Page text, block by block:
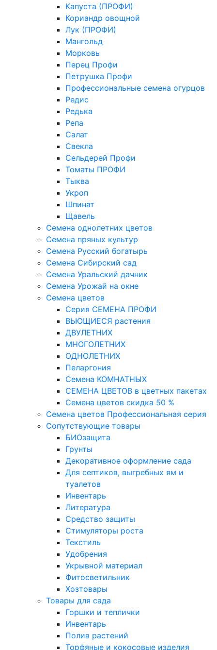
Капуста (ПРОФИ)
Кориандр овощной
Лук (ПРОФИ)
Мангольд
Морковь
Перец Профи
Петрушка Профи
Профессиональные семена огурцов
Редис
Редька
Репа
Салат
Свекла
Сельдерей Профи
Томаты ПРОФИ
Тыква
Укроп
Шпинат
Щавель
Семена однолетних цветов
Семена пряных культур
Семена Русский богатырь
Семена Сибирский сад
Семена Уральский дачник
Семена Урожай на окне
Семена цветов
Cерия CЕМЕНА ПРОФИ
ВЬЮЩИЕСЯ растения
ДВУЛЕТНИХ
МНОГОЛЕТНИХ
ОДНОЛЕТНИХ
Пеларгония
Семена КОМНАТНЫХ
СЕМЕНА ЦВЕТОВ в цветных пакетах
Семена цветов скидка 50 %
Семена цветов Профессиональная серия
Сопутствующие товары
БИОзащита
Грунты
Декоративное оформление сада
Для септиков, выгребных ям и
туалетов
Инвентарь
Литература
Средство защиты
Стимуляторы роста
Текстиль
Удобрения
Укрывной материал
Фитосветильник
Хозтовары
Товары для сада
Горшки и теплички
Инвентарь
Полив растений
Торфяные и кокосовые изделия